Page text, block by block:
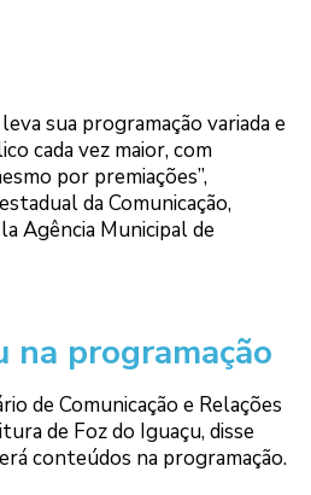
sua programação variada e
cada vez maior, com
por premiações”,
da Comunicação,
Agência Municipal de
na programação
de Comunicação e Relações
de Foz do Iguaçu, disse
conteúdos na programação.